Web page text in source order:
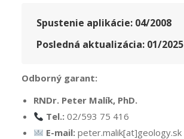
Spustenie aplikácie:04/2008
Posledná aktualizácia:01/2025
Odborný garant:
RNDr. Peter Malík, PhD.
Tel.:02/593 75 416
E-mail:peter.malik[at]geology.sk